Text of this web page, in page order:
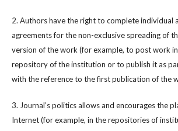
2. Authors have the right to complete individual
agreements for the non-exclusive spreading of
version of the work (for example, to post work
repository of the institution or to publish it as
with the reference to the first publication of the
3. Journal’s politics allows and encourages the
Internet (for example, in the repositories of